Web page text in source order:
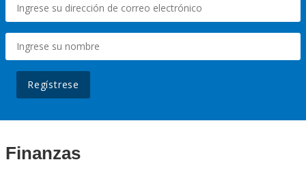
Regístrese
Finanzas